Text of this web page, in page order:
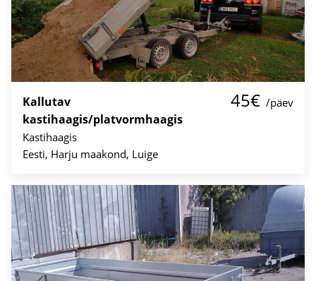
Kallutav
kastihaagis/platvormhaagis
45€ /päev
Kastihaagis
Eesti, Harju maakond, Luige